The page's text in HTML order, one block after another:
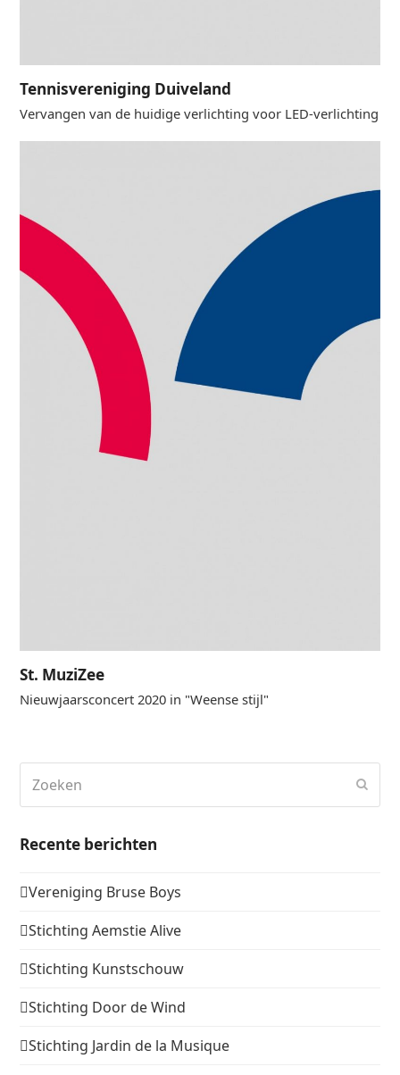
Tennisvereniging Duiveland
Vervangen van de huidige verlichting voor LED-verlichting
St. MuziZee
Nieuwjaarsconcert 2020 in "Weense stijl"
Recente berichten
Vereniging Bruse Boys
Stichting Aemstie Alive
Stichting Kunstschouw
Stichting Door de Wind
Stichting Jardin de la Musique